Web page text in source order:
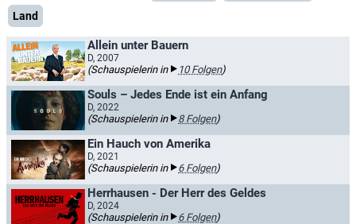
Land
Allein unter Bauern
D, 2007
(Schauspielerin in 10 Folgen)
Souls – Jedes Ende ist ein Anfang
D, 2022
(Schauspielerin in 8 Folgen)
Ein Hauch von Amerika
D, 2021
(Schauspielerin in 6 Folgen)
Herrhausen - Der Herr des Geldes
D, 2024
(Schauspielerin in 6 Folgen)